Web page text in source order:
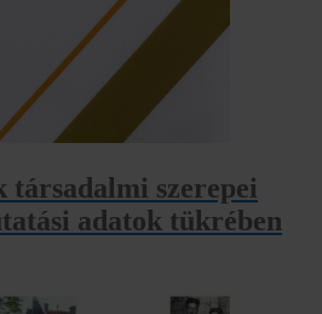
társadalmi szerepei
adatok tükrében